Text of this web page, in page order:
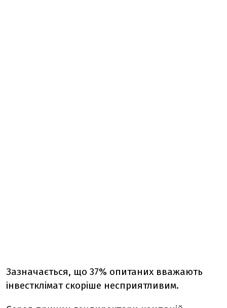
Зазначається, що 37% опитаних вважають
інвестклімат скоріше несприятливим.